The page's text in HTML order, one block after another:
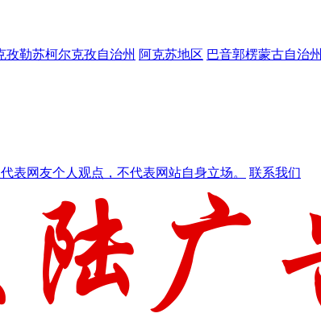
孜勒苏柯尔克孜自治州 阿克苏地区 巴音郭楞蒙古自治州
表网友个人观点，不代表网站自身立场。 联系我们